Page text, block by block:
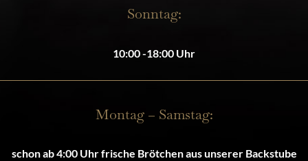
Sonntag:
10:00 -18:00 Uhr
Montag – Samstag:
schon ab 4:00 Uhr frische Brötchen aus unserer Backstube